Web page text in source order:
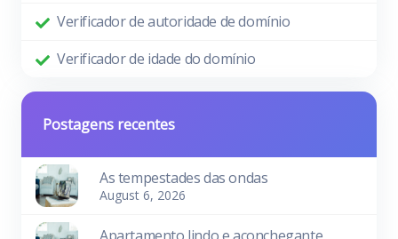
Verificador de autoridade de domínio
Verificador de idade do domínio
Postagens recentes
As tempestades das ondas
August 6, 2026